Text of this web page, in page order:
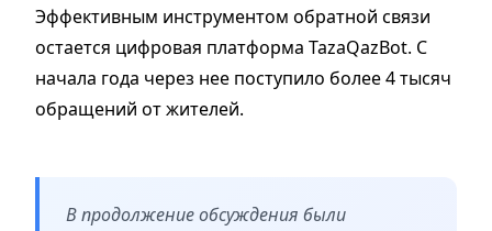
Эффективным инструментом обратной связи
остается цифровая платформа TazaQazBot. С
начала года через нее поступило более 4 тысяч
обращений от жителей.
В продолжение обсуждения были